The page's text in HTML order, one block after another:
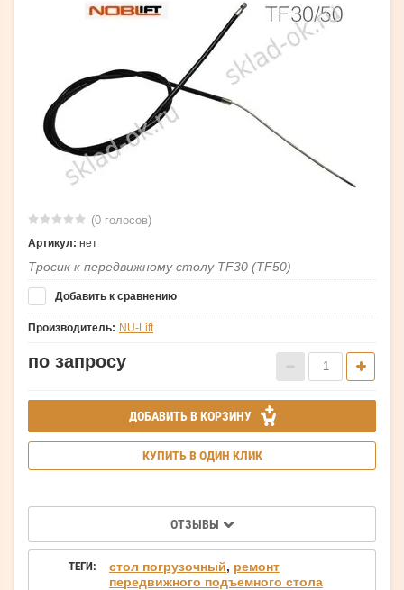
(0 голосов)
Артикул: нет
Тросик к передвижному столу TF30 (TF50)
Добавить к сравнению
Производитель: NU-Lift
по запросу
ДОБАВИТЬ В КОРЗИНУ
КУПИТЬ В ОДИН КЛИК
ОТЗЫВЫ
ТЕГИ: стол погрузочный, ремонт
передвижного подъемного стола